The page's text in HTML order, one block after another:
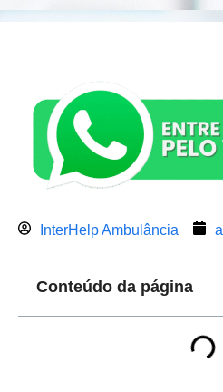
InterHelp Ambulância
Conteúdo da página